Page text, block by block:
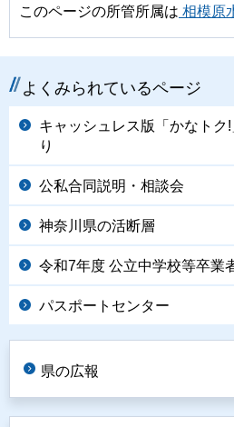
このページの所管所属は 相模原
よくみられているページ
キャッシュレス版「かなトク
り
公私合同説明・相談会
神奈川県の活断層
令和7年度 公立中学校等卒業
パスポートセンター
県の広報